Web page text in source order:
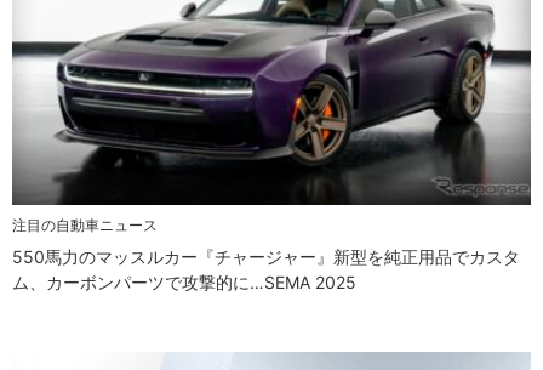
注目の自動車ニュース
550馬力のマッスルカー『チャージャー』新型を純正用品でカスタ
ム、カーボンパーツで攻撃的に…SEMA 2025